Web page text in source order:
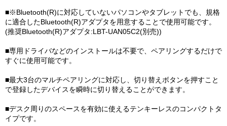
■※Bluetooth(R)に対応していないパソコンやタブレットでも、規格
に適合したBluetooth(R)アダプタを用意することで使用可能です。
(推奨Bluetooth(R)アダプタ:LBT-UAN05C2(別売))
■専用ドライバなどのインストールは不要で、ペアリングするだけで
すぐに使用可能です。
■最大3台のマルチペアリングに対応し、切り替えボタンを押すこと
で登録したデバイスを瞬時に切り替えることができます。
■デスク周りのスペースを有効に使えるテンキーレスのコンパクトタ
イプです。